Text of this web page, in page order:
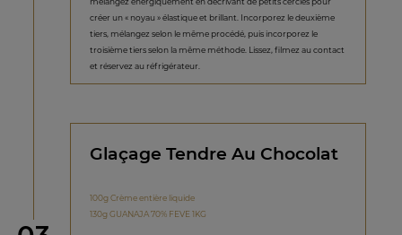
créer un « noyau » élastique et brillant. Incorporez le deuxième
tiers, mélangez selon le même procédé, puis incorporez le
troisième tiers selon la même méthode. Lissez, filmez au contact
et réservez au réfrigérateur.
Glaçage Tendre Au Chocolat
100g Crème entière liquide
130g GUANAJA 70% FEVE 1KG